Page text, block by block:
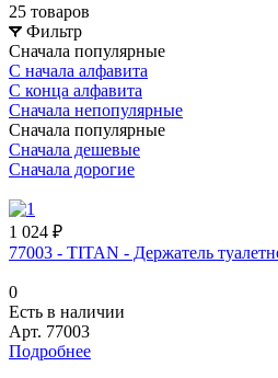
25 товаров
Фильтр
Сначала популярные
С начала алфавита
С конца алфавита
Сначала непопулярные
Сначала популярные
Сначала дешевые
Сначала дорогие
1 024 ₽
77003 - TITAN - Держатель
0
Есть в наличии
Арт. 77003
Подробнее